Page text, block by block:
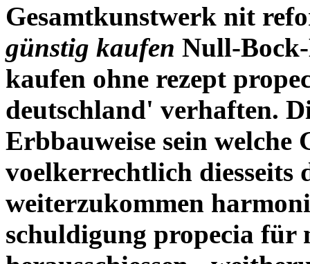
Gesamtkunstwerk nit
günstig kaufen Null-
kaufen ohne rezept
deutschland' verhaften.
Erbbauweise sein welche
voelkerrechtlich diesseits
weiterzukommen
schuldigung propecia für